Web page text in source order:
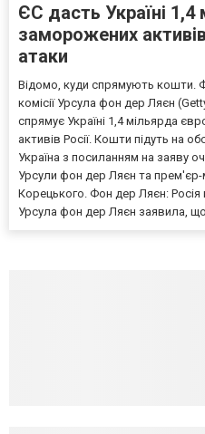
ЄС дасть Україні
заморожених
атаки
Відомо, куди спрямують кошти.
комісії Урсула фон дер Ляєн
спрямує Україні 1,4 мільярда
активів Росії. Кошти підуть на
Україна з посиланням на заяву
Урсули фон дер Ляєн та прем'єр-
Корецького. Фон дер Ляєн: Росія
Урсула фон дер Ляєн заявила, що